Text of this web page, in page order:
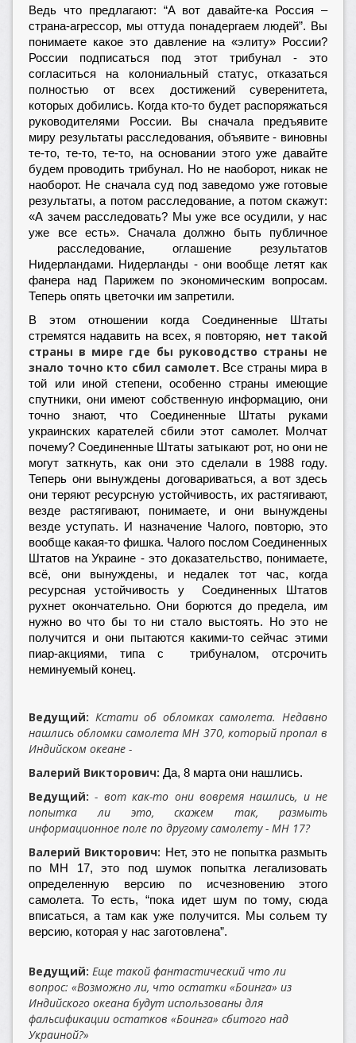
Ведь что предлагают: “А вот давайте-ка Россия –
страна-агрессор, мы оттуда понадергаем людей”. Вы
понимаете какое это давление на «элиту» России?
России подписаться под этот трибунал - это
согласиться на колониальный статус, отказаться
полностью от всех достижений суверенитета,
которых добились. Когда кто-то будет распоряжаться
руководителями России. Вы сначала предъявите
миру результаты расследования, объявите - виновны
те-то, те-то, те-то, на основании этого уже давайте
будем проводить трибунал. Но не наоборот, никак не
наоборот. Не сначала суд под заведомо уже готовые
результаты, а потом расследование, а потом скажут:
«А зачем расследовать? Мы уже все осудили, у нас
уже все есть». Сначала должно быть публичное
расследование, оглашение результатов
Нидерландами. Нидерланды - они вообще летят как
фанера над Парижем по экономическим вопросам.
Теперь опять цветочки им запретили.
В этом отношении когда Соединенные Штаты
стремятся надавить на всех, я повторяю, нет такой
страны в мире где бы руководство страны не
знало точно кто сбил самолет. Все страны мира в
той или иной степени, особенно страны имеющие
спутники, они имеют собственную информацию, они
точно знают, что Соединенные Штаты руками
украинских карателей сбили этот самолет. Молчат
почему? Соединенные Штаты затыкают рот, но они не
могут заткнуть, как они это сделали в 1988 году.
Теперь они вынуждены договариваться, а вот здесь
они теряют ресурсную устойчивость, их растягивают,
везде растягивают, понимаете, и они вынуждены
везде уступать. И назначение Чалого, повторю, это
вообще какая-то фишка. Чалого послом Соединенных
Штатов на Украине - это доказательство, понимаете,
всё, они вынуждены, и недалек тот час, когда
ресурсная устойчивость у Соединенных Штатов
рухнет окончательно. Они борются до предела, им
нужно во что бы то ни стало выстоять. Но это не
получится и они пытаются какими-то сейчас этими
пиар-акциями, типа с трибуналом, отсрочить
неминуемый конец.
Ведущий: Кстати об обломках самолета. Недавно
нашлись обломки самолета MH 370, который пропал в
Индийском океане -
Валерий Викторович: Да, 8 марта они нашлись.
Ведущий: - вот как-то они вовремя нашлись, и не
попытка ли это, скажем так, размыть
информационное поле по другому самолету - MH 17?
Валерий Викторович: Нет, это не попытка размыть
по MH 17, это под шумок попытка легализовать
определенную версию по исчезновению этого
самолета. То есть, “пока идет шум по тому, сюда
вписаться, а там как уже получится. Мы сольем ту
версию, которая у нас заготовлена”.
Ведущий: Еще такой фантастический что ли
вопрос: «Возможно ли, что остатки «Боинга» из
Индийского океана будут использованы для
фальсификации остатков «Боинга» сбитого над
Украиной?»